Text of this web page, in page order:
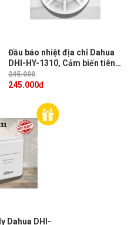
Đầu báo nhiệt địa chỉ Dahua
DHI-HY-1310, Cảm biến tiên
tiến, Thiết kế hiện đại
245.000
245.000đ
Dahua DHI-